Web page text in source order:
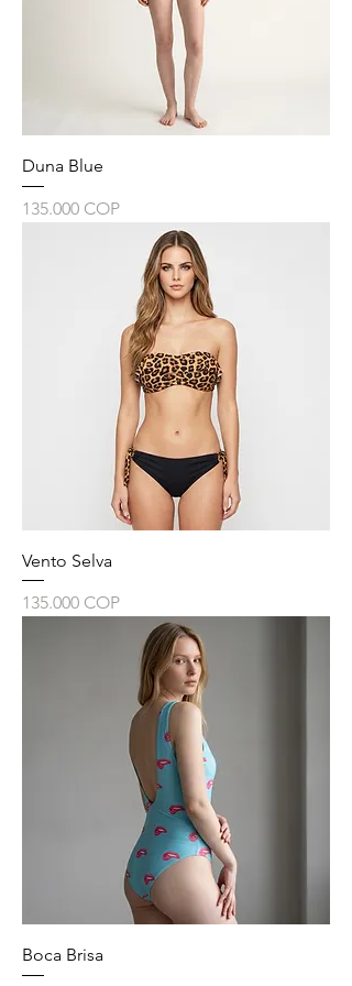
Duna Blue
Precio
135.000 COP
Vento Selva
Precio
135.000 COP
Boca Brisa